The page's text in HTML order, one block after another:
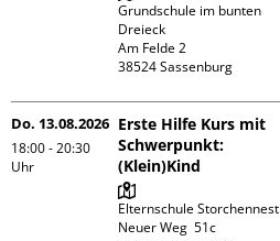
Grundschule im bunten
Dreieck
Am Felde 2
Do. 13.08.2026
18:00 - 20:30
Uhr
Erste Hilfe Kurs mit
Schwerpunkt:
(Klein)Kind
Elternschule Storchennest
Neuer Weg  51c